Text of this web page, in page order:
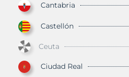
Cantabria
Castellón
Ceuta
Ciudad Real